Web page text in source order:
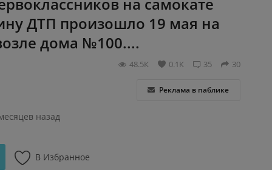
ДТП произошло 19 мая на
дома №100....
30
35
0.1К
48.5К
Реклама в паблике
назад
В Избранное